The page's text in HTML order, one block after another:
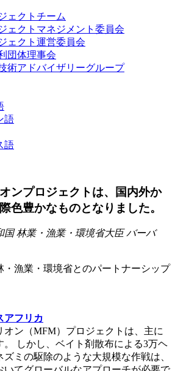
ェクトチーム
ェクトマネジメント委員会
ェクト運営委員会
団体理事会
術アドバイザリーグループ
ンプロジェクトは、国内外か
色豊かなものとなりました。
国 林業・漁業・環境省大臣 バーバ
・漁業・環境省とのパートナーシップ
アフリカ
オン（MFM）プロジェクトは、主に
。 しかし、ベイト剤散布による3万ヘ
ミの駆除のような大規模な作戦は、